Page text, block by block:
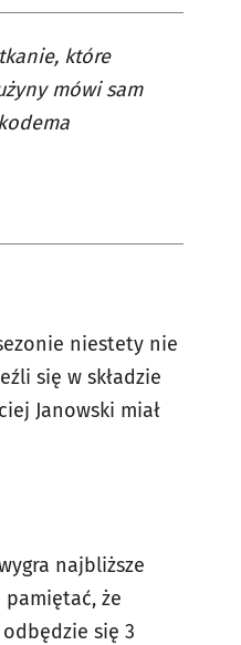
które
mówi sam
niestety nie
się w składzie
Janowski miał
najbliższe
że
się 3